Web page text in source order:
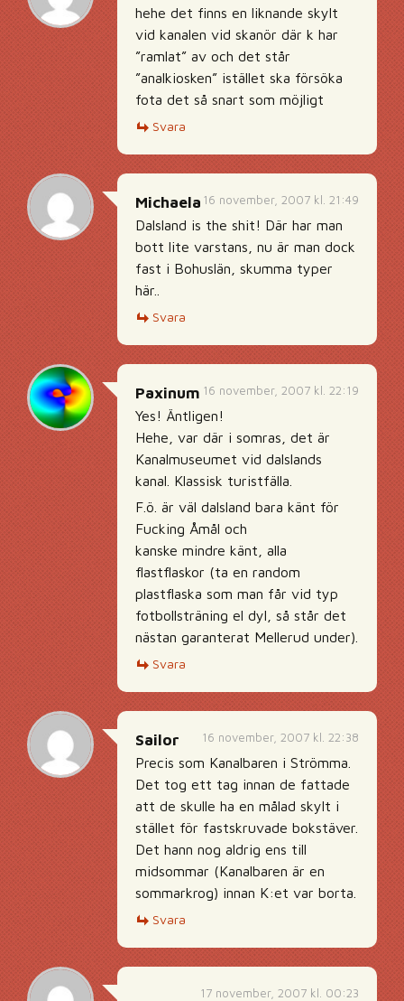
hehe det finns en liknande skylt
vid kanalen vid skanör där k har
”ramlat” av och det står
”analkiosken” istället ska försöka
fota det så snart som möjligt
Svara
16 november, 2007 kl. 21:49
Michaela
Dalsland is the shit! Där har man
bott lite varstans, nu är man dock
fast i Bohuslän, skumma typer
här..
Svara
16 november, 2007 kl. 22:19
Paxinum
Yes! Äntligen!
Hehe, var där i somras, det är
Kanalmuseumet vid dalslands
kanal. Klassisk turistfälla.
F.ö. är väl dalsland bara känt för
Fucking Åmål och
kanske mindre känt, alla
flastflaskor (ta en random
plastflaska som man får vid typ
fotbollsträning el dyl, så står det
nästan garanterat Mellerud under).
Svara
16 november, 2007 kl. 22:38
Sailor
Precis som Kanalbaren i Strömma.
Det tog ett tag innan de fattade
att de skulle ha en målad skylt i
stället för fastskruvade bokstäver.
Det hann nog aldrig ens till
midsommar (Kanalbaren är en
sommarkrog) innan K:et var borta.
Svara
17 november, 2007 kl. 00:23